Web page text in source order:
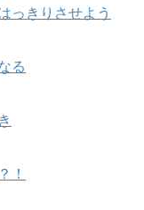
っきりさせよう
る
！